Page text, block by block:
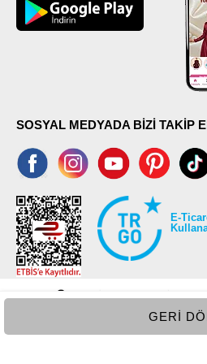
GERI
SOSYAL MEDYADA BİZİ TAKİP
E-